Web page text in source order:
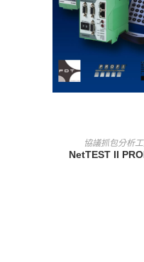
協議抓包分析
NetTEST II